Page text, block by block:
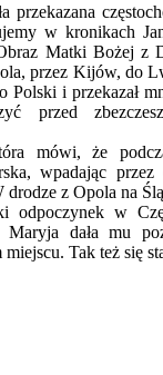
przekazana
w kronikach
Matki Bożej z
przez Kijów, do
Polski i przekazał
przed
mówi, że
wpadając
z Opola na
odpoczynek w
Maryja dała mu
Tak też się